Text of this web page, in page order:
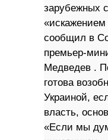
зарубежных
сообщил в
премьер-
Медведев .
готова
Украиной,
власть,
«Если мы